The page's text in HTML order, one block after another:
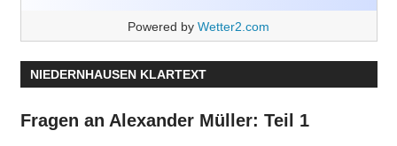
Powered by Wetter2.com
NIEDERNHAUSEN KLARTEXT
Fragen an Alexander Müller: Teil 1